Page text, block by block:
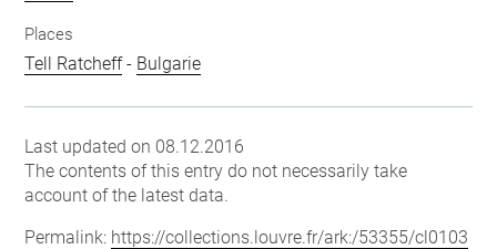
Places
Tell Ratcheff- Bulgarie
Last updated on 08.12.2016
The contents of this entry do not necessarily take
account of the latest data.
Permalink: https://collections.louvre.fr/ark:/53355/cl0103